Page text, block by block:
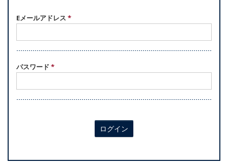
Eメールアドレス *
パスワード *
ログイン